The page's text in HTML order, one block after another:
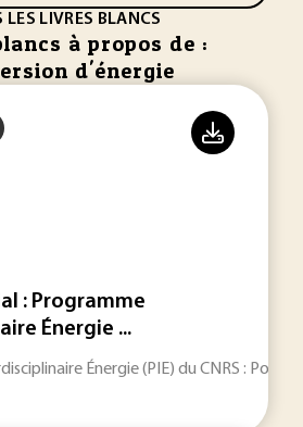
LES LIVRES BLANCS
à propos de :
d'énergie
: Programme
Énergie ...
Énergie (PIE) du CNRS : Pour